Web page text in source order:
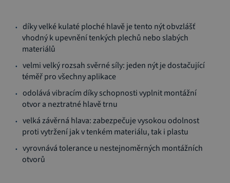
na
začátek
galerie
s
obrázky
díky velké kulaté ploché hlavě je tento nýt obvzlášť
vhodný k upevnění tenkých plechů nebo slabých
materiálů
velmi velký rozsah svěrné síly: jeden nýt je dostačující
téměř pro všechny aplikace
odolává vibracím díky schopnosti vyplnit montážní
otvor a neztratné hlavě trnu
velká závěrná hlava: zabezpečuje vysokou odolnost
proti vytržení jak v tenkém materiálu, tak i plastu
vyrovnává tolerance u nestejnoměrných montážních
otvorů